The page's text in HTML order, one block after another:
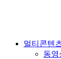
멀티콘텐
동영